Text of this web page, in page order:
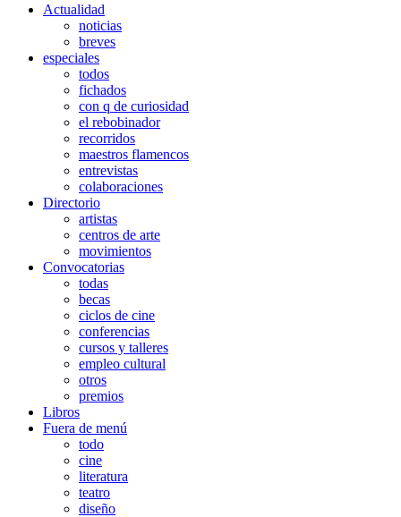
Actualidad
noticias
breves
especiales
todos
fichados
con q de curiosidad
el rebobinador
recorridos
maestros flamencos
entrevistas
colaboraciones
Directorio
artistas
centros de arte
movimientos
Convocatorias
todas
becas
ciclos de cine
conferencias
cursos y talleres
empleo cultural
otros
premios
Libros
Fuera de menú
todo
cine
literatura
teatro
diseño